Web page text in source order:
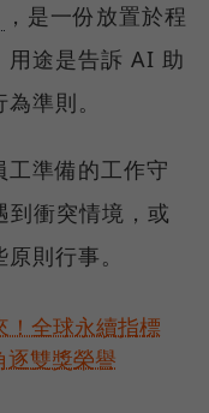
，是一份放置於程
用途是告訴 AI 助
準則。
準備的工作守
到衝突情境，或
則行事。
！全球永續指標
雙獎榮譽